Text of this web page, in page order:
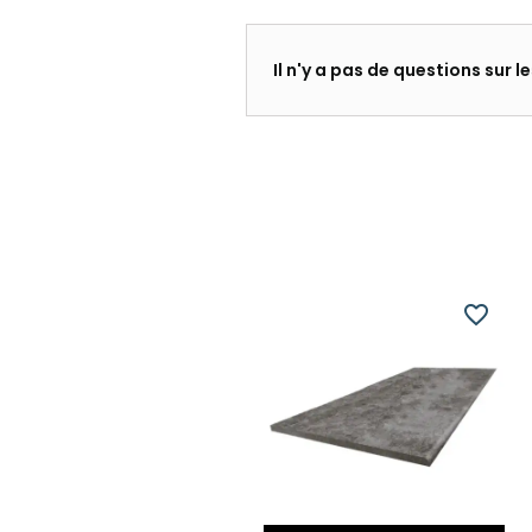
Il n'y a pas de questions sur
favorite_border